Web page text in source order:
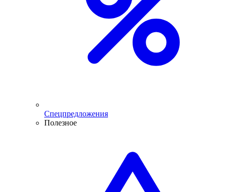
Спецпредложения
Полезное